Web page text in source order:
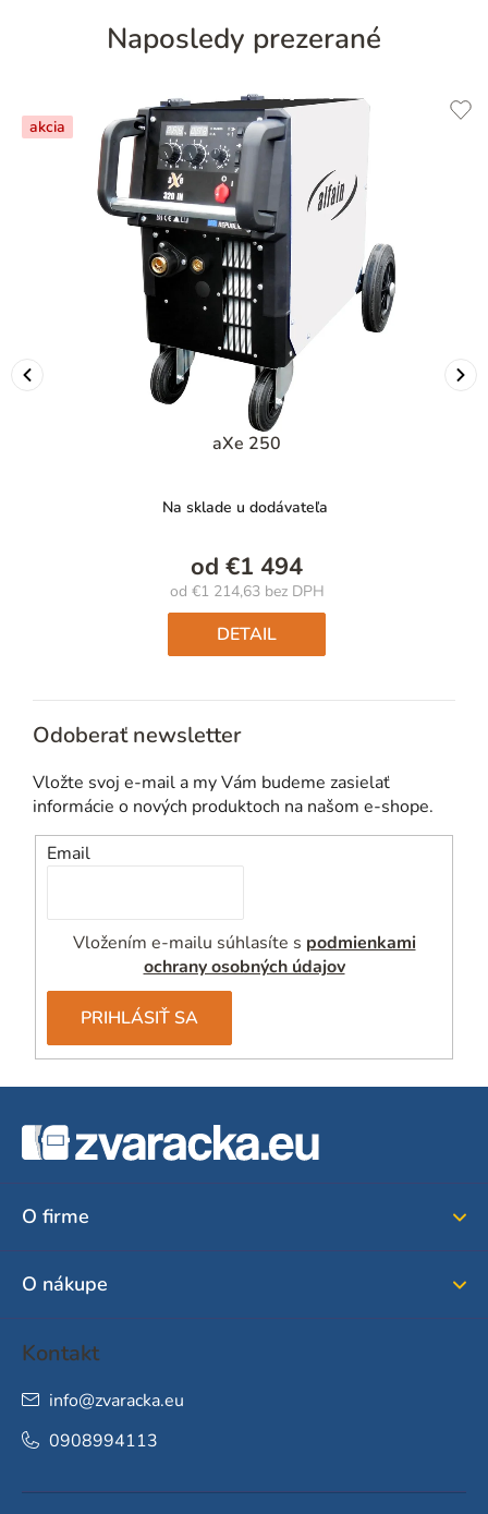
Naposledy prezerané
akcia
aXe 250
Na sklade u dodávateľa
od €1 494
od €1 214,63bez DPH
Jednotková
cena:
DETAIL
Odoberať newsletter
Vložte svoj e-mail a my Vám budeme zasielať
informácie o nových produktoch na našom e-shope.
Email
Vložením e-mailu súhlasíte s podmienkami
ochrany osobných údajov
PRIHLÁSIŤ SA
O firme
O nákupe
Kontakt
info@zvaracka.eu
0908994113